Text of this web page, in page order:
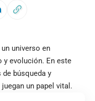
universo en
evolución. En este
de búsqueda y
juegan un papel vital.